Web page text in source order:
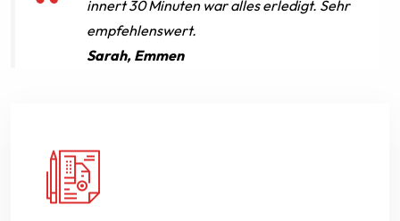
innert 30 Minuten war alles erledigt. Sehr
empfehlenswert.
Sarah, Emmen